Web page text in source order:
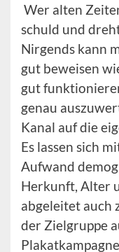
Wer alten
schuld und
Nirgends kann
gut beweisen
gut
genau
Kanal auf die
Es lassen sich
Aufwand
Herkunft, Alter
abgeleitet auch
der Zielgruppe